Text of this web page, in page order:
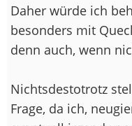
Daher würde ich
besonders mit
denn auch, wenn
Nichtsdestotrotz
Frage, da ich,